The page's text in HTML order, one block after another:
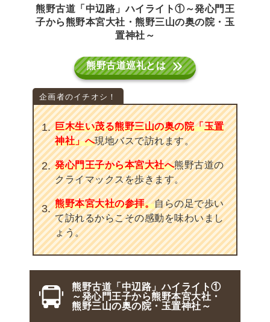
熊野古道「中辺路」ハイライト①～発心門王
子から熊野本宮大社・熊野三山の奥の院・玉
置神社～
熊野古道巡礼とは
巨木生い茂る熊野三山の奥の院「玉置
神社」へ現地バスで訪れます。
発心門王子から本宮大社へ熊野古道の
クライマックスを歩きます。
熊野本宮大社の参拝。自らの足で歩い
て訪れるからこその感動を味わいまし
ょう。
熊野古道「中辺路」ハイライト①
～発心門王子から熊野本宮大社・
熊野三山の奥の院・玉置神社～